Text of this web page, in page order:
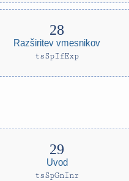
Razširitev vmesnikov
tsSpIfExp
Uvod
tsSpGnInr